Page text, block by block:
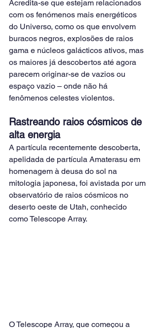
Acredita-se que estejam relacionados
com os fenómenos mais energéticos
do Universo, como os que envolvem
buracos negros, explosões de raios
gama e núcleos galácticos ativos, mas
os maiores já descobertos até agora
parecem originar-se de vazios ou
espaço vazio – onde não há
fenômenos celestes violentos.
Rastreando raios cósmicos de
alta energia
A partícula recentemente descoberta,
apelidada de partícula Amaterasu em
homenagem à deusa do sol na
mitologia japonesa, foi avistada por um
observatório de raios cósmicos no
deserto oeste de Utah, conhecido
como Telescope Array.
O Telescope Array, que começou a